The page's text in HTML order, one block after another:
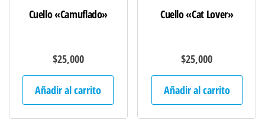
Cuello «Camuflado»
$25,000
Añadir al carrito
Cuello «Cat Lover»
$25,000
Añadir al carrito